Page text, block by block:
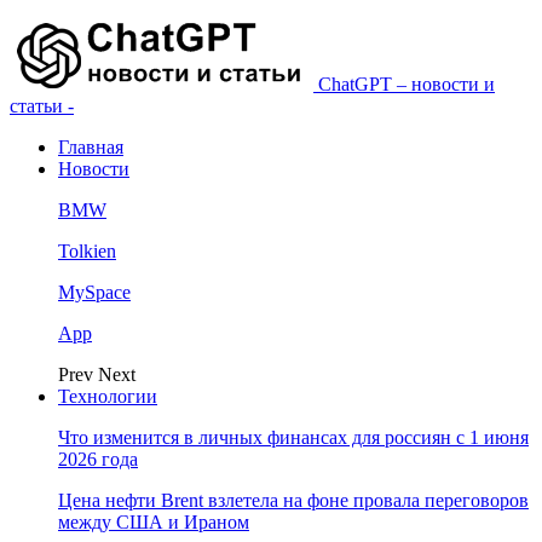
ChatGPT – новости и
статьи -
Главная
Новости
BMW
Tolkien
MySpace
App
Prev Next
Технологии
Что изменится в личных финансах для россиян с 1 июня
2026 года
Цена нефти Brent взлетела на фоне провала переговоров
между США и Ираном